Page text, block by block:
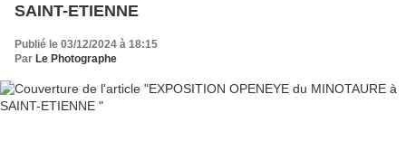
SAINT-ETIENNE
Publié le 03/12/2024 à 18:15
Par Le Photographe